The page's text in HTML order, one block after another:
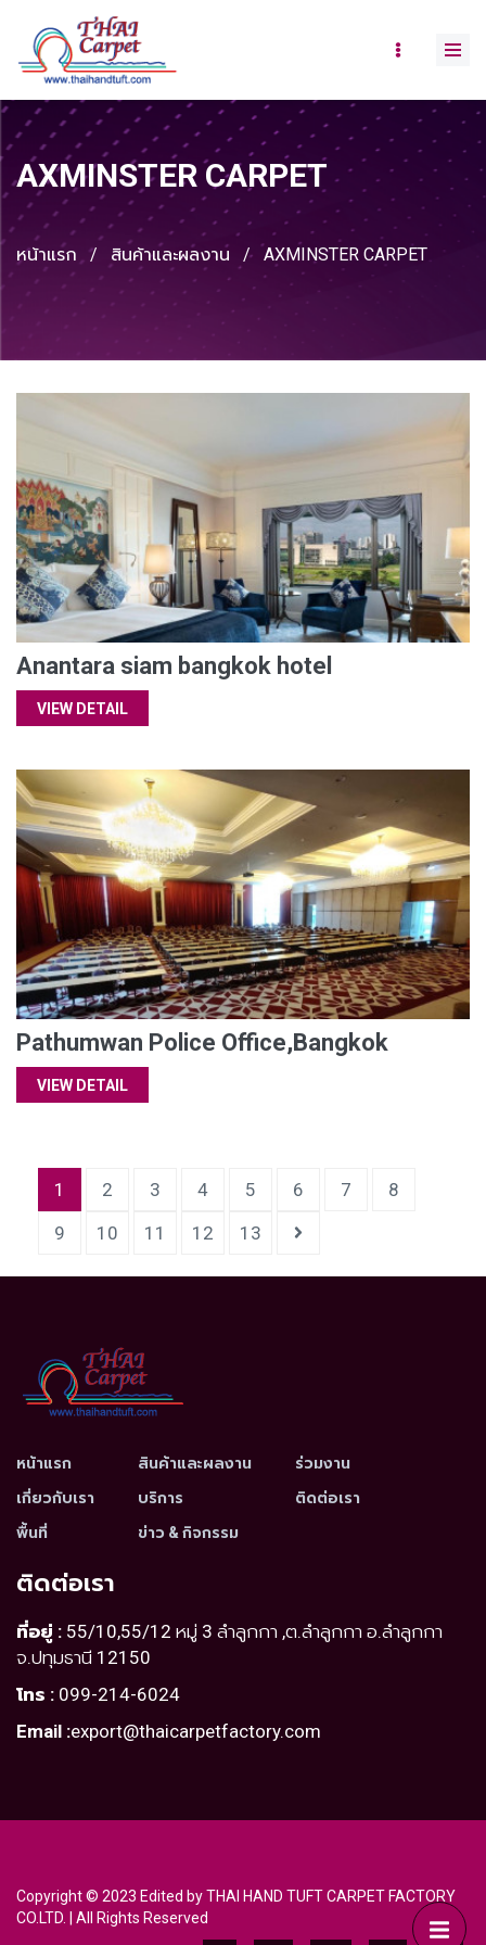
AXMINSTER CARPET
หน้าแรก / สินค้าและผลงาน / AXMINSTER CARPET
Anantara siam bangkok hotel
VIEW DETAIL
Pathumwan Police Office,Bangkok
VIEW DETAIL
1 2 3 4 5 6 7
8
9
10 11 12 13
หน้าแรก
เกี่ยวกับเรา
พื้นที่
สินค้าและผลงาน
บริการ
ข่าว & กิจกรรม
ร่วมงาน
ติดต่อเรา
ติดต่อเรา
ที่อยู่ : 55/10,55/12 หมู่ 3 ลำลูกกา ,ต.ลำลูกกา อ.ลำลูกกา
จ.ปทุมธานี 12150
โทร : 099-214-6024
Email :export@thaicarpetfactory.com
Copyright © 2023 Edited by THAI HAND TUFT CARPET FACTORY
CO.LTD. | All Rights Reserved